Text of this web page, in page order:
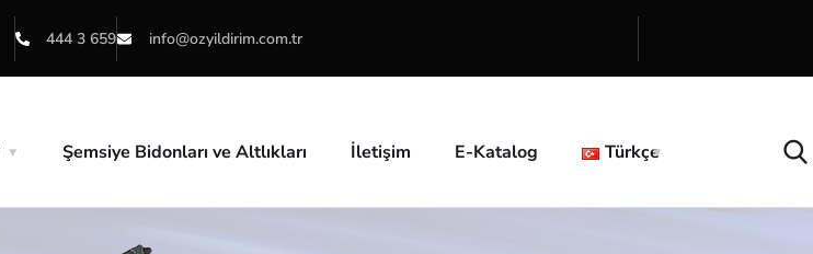
444 3 659 info@ozyildirim.com.tr
Şemsiye Bidonları ve Altlıkları İletişim E-Katalog Türkçe